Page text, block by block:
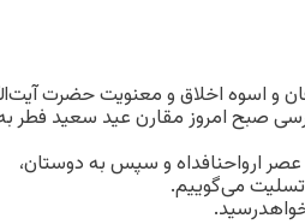
و اسوه اخلاق و معنویت حضرت
صبح امروز مقارن عید سعید فطر
عصر ارواحنافداه و سپس به دوستان،
تسلیت می‌گوییم.